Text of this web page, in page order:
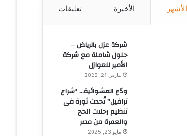
الأشهر الأخيرة تعليقات
شركة عزل بالرياض –
حلول شاملة مع شركة
الأمير للعوازل
مارس 21, 2025
ودّع العشوائية… “شراع
ترافيل” تُحدث ثورة في
تنظيم رحلات الحج
والعمرة من مصر
مايو 23, 2025